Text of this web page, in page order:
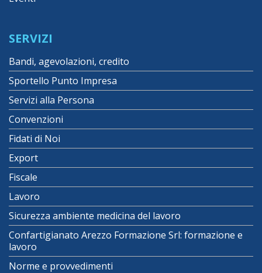
SERVIZI
Bandi, agevolazioni, credito
Sportello Punto Impresa
Servizi alla Persona
Convenzioni
Fidati di Noi
Export
Fiscale
Lavoro
Sicurezza ambiente medicina del lavoro
Confartigianato Arezzo Formazione Srl: formazione e
lavoro
Norme e provvedimenti